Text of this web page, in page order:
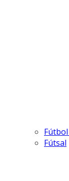
Fútsal